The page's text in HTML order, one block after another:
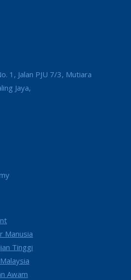
1, Jalan PJU 7/3, Mutiara
Jaya,
Manusia
Tinggi
Awam